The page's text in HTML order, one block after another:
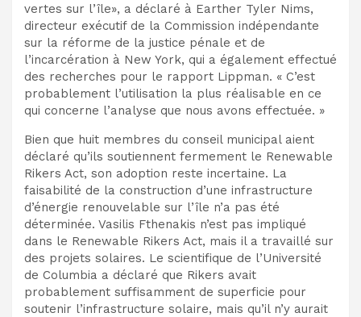
vertes sur l’île», a déclaré à Earther Tyler Nims,
directeur exécutif de la Commission indépendante
sur la réforme de la justice pénale et de
l’incarcération à New York, qui a également effectué
des recherches pour le rapport Lippman. « C’est
probablement l’utilisation la plus réalisable en ce
qui concerne l’analyse que nous avons effectuée. »
Bien que huit membres du conseil municipal aient
déclaré qu’ils soutiennent fermement le Renewable
Rikers Act, son adoption reste incertaine. La
faisabilité de la construction d’une infrastructure
d’énergie renouvelable sur l’île n’a pas été
déterminée. Vasilis Fthenakis n’est pas impliqué
dans le Renewable Rikers Act, mais il a travaillé sur
des projets solaires. Le scientifique de l’Université
de Columbia a déclaré que Rikers avait
probablement suffisamment de superficie pour
soutenir l’infrastructure solaire, mais qu’il n’y aurait